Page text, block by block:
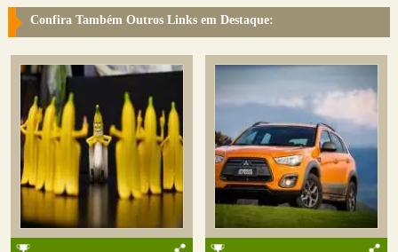
Confira Também Outros Links em Destaque: